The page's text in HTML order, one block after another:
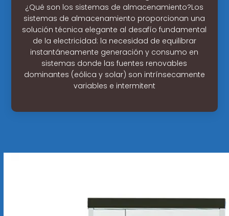
¿Qué son los sistemas de almacenamiento?Los
sistemas de almacenamiento proporcionan una
solución técnica elegante al desafío fundamental
de la electricidad: la necesidad de equilibrar
instantáneamente generación y consumo en
sistemas donde las fuentes renovables
dominantes (eólica y solar) son intrínsecamente
variables e intermitent